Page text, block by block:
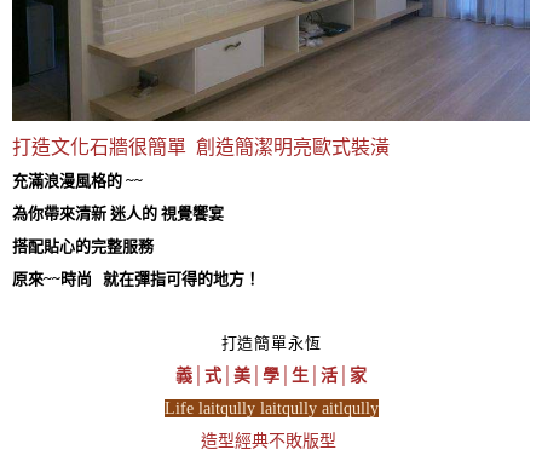
打造文化石牆很簡單 創造簡潔明亮歐式裝潢
充滿浪漫風格的 ~~
為你帶來清新 迷人的 視覺饗宴
搭配貼心的完整服務
原來~~時尚 就在彈指可得的地方！
打造簡單永恆
義│式│美│學│生│活│家
Life laitqully laitqully aitlqully
造型經典不敗版型